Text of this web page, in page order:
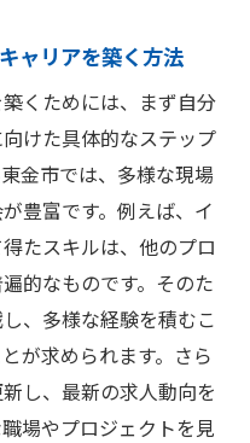
プを実現する具体的
の目標設定法
を目指すステップ
的なキャリア形成
に入れたキャリア戦
重要性
つメンターの見つけ
ャリアを築く方法
くためには、まず自分
けた具体的なステップ
金市では、多様な現場
豊富です。例えば、イ
たスキルは、他のプロ
的なものです。そのた
、多様な経験を積むこ
が求められます。さら
し、最新の求人動向を
場やプロジェクトを見